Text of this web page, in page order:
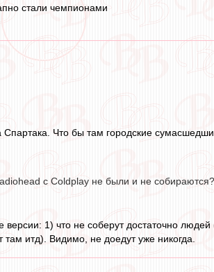
стали чемпионами
Что бы там городские
c Coldplay не были и не собираются?
1) что не соберут достаточно
итд). Видимо, не доедут уже никогда.